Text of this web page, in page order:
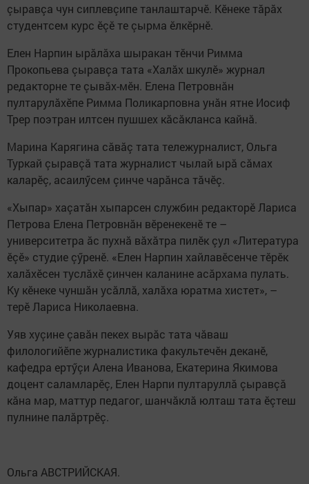
çыравçа чун сиплевçипе танлаштарчӗ. Кӗнеке тăрăх
студентсем курс ӗçӗ те çырма ӗлкӗрнӗ.
Елен Нарпин ырăлăха шыракан тӗнчи Римма
Прокопьева çыравçа тата «Халăх шкулӗ» журнал
редакторне те çывăх-мӗн. Елена Петровнăн
пултарулăхӗпе Римма Поликарповна унăн ятне Иосиф
Трер поэтран илтсен пушшех кăсăкланса кайнă.
Марина Карягина сăвăç тата тележурналист, Ольга
Туркай çыравçă тата журналист чылай ырă сăмах
каларӗç, асаилӳсем çинче чарăнса тăчӗç.
«Хыпар» хаçатăн хыпарсен службин редакторӗ Лариса
Петрова Елена Петровнăн вӗренекенӗ те –
университетра ăс пухнă вăхăтра пилӗк çул «Литература
ӗçӗ» студие çӳренӗ. «Елен Нарпин хайлавӗсенче тӗрӗк
халăхӗсен туслăхӗ çинчен каланине асăрхама пулать.
Ку кӗнеке чуншăн усăллă, халăха юратма хистет», –
терӗ Лариса Николаевна.
Уяв хуçине çавăн пекех вырăс тата чăваш
филологийӗпе журналистика факультечӗн деканӗ,
кафедра ертӳçи Алена Иванова, Екатерина Якимова
доцент саламларӗç, Елен Нарпи пултаруллă çыравçă
кăна мар, маттур педагог, шанчăклă юлташ тата ӗçтеш
пулнине палăртрӗç.
Ольга АВСТРИЙСКАЯ.